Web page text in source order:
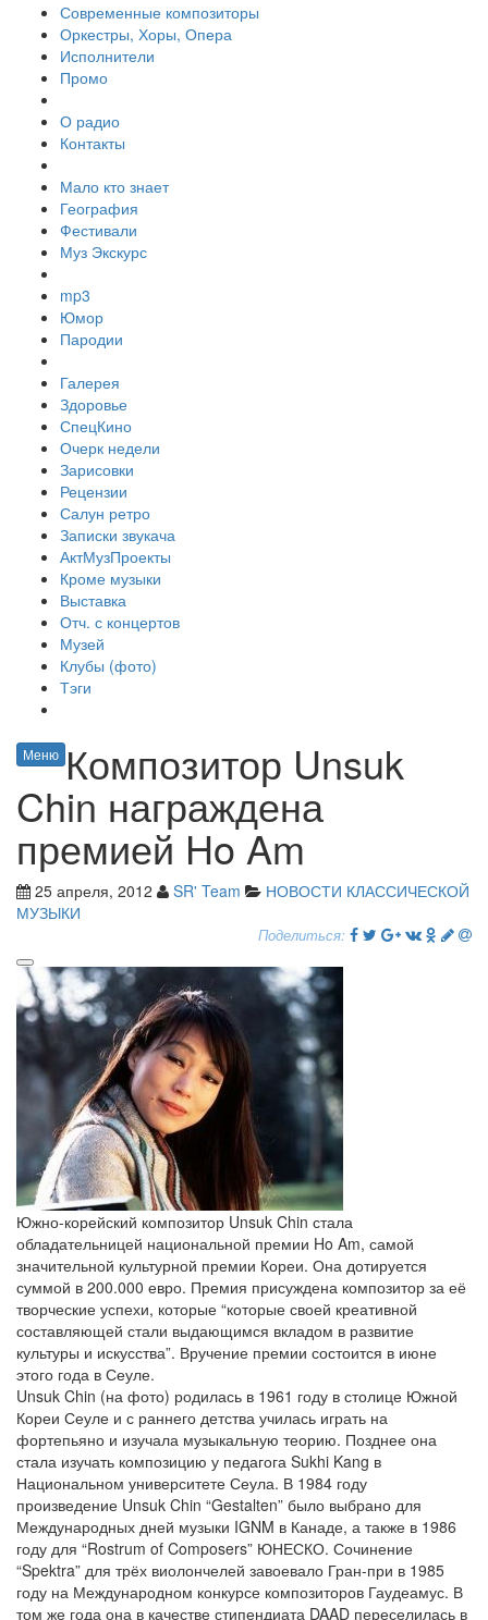
Современные композиторы
Оркестры, Хоры, Опера
Исполнители
Промо
О радио
Контакты
Мало кто знает
География
Фестивали
Муз Экскурс
mp3
Юмор
Пародии
Галерея
Здоровье
СпецКино
Очерк недели
Зарисовки
Рецензии
Салун ретро
Записки звукача
АктМузПроекты
Кроме музыки
Выставка
Отч. с концертов
Музей
Клубы (фото)
Тэги
Меню Композитор Unsuk
Chin награждена
премией Ho Am
25 апреля, 2012 SR' Team
НОВОСТИ КЛАССИЧЕСКОЙ
МУЗЫКИ
Поделиться:
Южно-корейский композитор Unsuk Chin стала
обладательницей национальной премии Ho Am, самой
значительной культурной премии Кореи. Она дотируется
суммой в 200.000 евро. Премия присуждена композитор за её
творческие успехи, которые “которые своей креативной
составляющей стали выдающимся вкладом в развитие
культуры и искусства”. Вручение премии состоится в июне
этого года в Сеуле.
Unsuk Chin (на фото) родилась в 1961 году в столице Южной
Кореи Сеуле и с раннего детства училась играть на
фортепьяно и изучала музыкальную теорию. Позднее она
стала изучать композицию у педагога Sukhi Kang в
Национальном университете Сеула. В 1984 году
произведение Unsuk Chin “Gestalten” было выбрано для
Международных дней музыки IGNM в Канаде, а также в 1986
году для “Rostrum of Composers” ЮНЕСКО. Сочинение
“Spektra” для трёх виолончелей завоевало Гран-при в 1985
году на Международном конкурсе композиторов Гаудеамус. В
том же года она в качестве стипендиата DAAD переселилась в